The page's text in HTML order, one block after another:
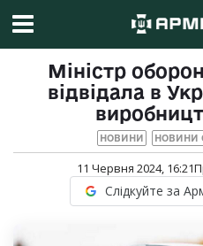
Міністр
відвідала в
НОВИНИ НОВИНИ
11 Червня 2024, 16:21
Слідкуйте за